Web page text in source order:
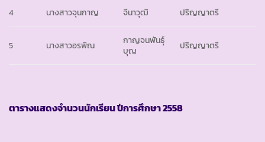
4 นางสาวจุนกาญ จีนาวุฒิ ปริญญาตรี
5 นางสาวอรพิณ
กาญจนพันธุ์
บุญ
ปริญญาตรี
ตารางแสดงจำนวนนักเรียน ปีการศึกษา2558